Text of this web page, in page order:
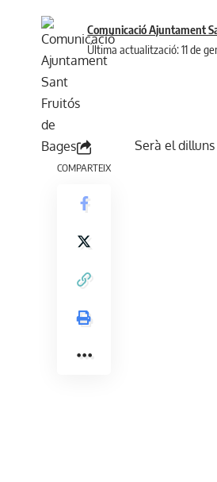
Última actualització: 11 de
Comunicació Ajuntament
COMPARTEIX
Serà el